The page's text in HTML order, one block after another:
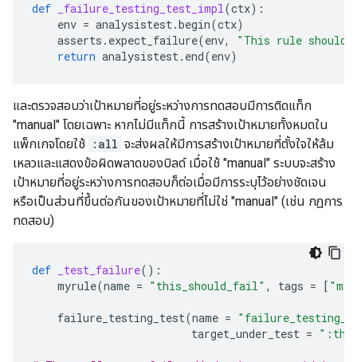
def _failure_testing_test_impl(ctx):
env = analysistest.begin(ctx)
asserts . expect_failure(env,
"This rule should
return analysistest. end(env)
และตรวจสอบว่าเป้าหมายที่อยู่ระหว่างการทดสอบมีการติดแท็ก
"manual" โดยเฉพาะ หากไม่มีแท็กนี้ การสร้างเป้าหมายทั้งหมดใน
แพ็กเกจโดยใช้ :all จะส่งผลให้มีการสร้างเป้าหมายที่ตั้งใจให้ล้ม
เหลวและแสดงข้อผิดพลาดของบิลด์ เมื่อใช้ "manual" ระบบจะสร้าง
เป้าหมายที่อยู่ระหว่างการทดสอบก็ต่อเมื่อมีการระบุไว้อย่างชัดเจน
หรือเป็นส่วนที่ขึ้นต่อกันของเป้าหมายที่ไม่ใช่ "manual" (เช่น กฎการ
ทดสอบ)
def _test_failure():
myrule(name = "this_should_fail" , tags = [
failure_testing_test(name =
target_under_test =